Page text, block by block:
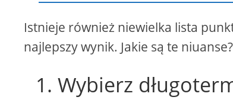
Istnieje również niewielka lista
najlepszy wynik. Jakie są te niuanse?
1. Wybierz